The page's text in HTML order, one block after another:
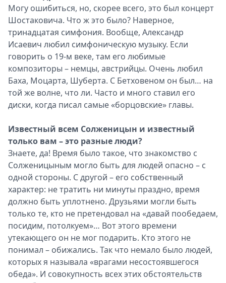
Могу ошибиться, но, скорее всего, это был концерт
Шостаковича. Что ж это было? Наверное,
тринадцатая симфония. Вообще, Александр
Исаевич любил симфоническую музыку. Если
говорить о 19-м веке, там его любимые
композиторы – немцы, австрийцы. Очень любил
Баха, Моцарта, Шуберта. С Бетховеном он был… на
той же волне, что ли. Часто и много ставил его
диски, когда писал самые «борцовские» главы.
Известный всем Солженицын и известный
только вам – это разные люди?
Знаете, да! Время было такое, что знакомство с
Солженицыным могло быть для людей опасно – с
одной стороны. С другой – его собственный
характер: не тратить ни минуты праздно, время
должно быть уплотнено. Друзьями могли быть
только те, кто не претендовал на «давай пообедаем,
посидим, потолкуем»… Вот этого времени
утекающего он не мог подарить. Кто этого не
понимал – обижались. Так что немало было людей,
которых я называла «врагами несостоявшегося
обеда». И совокупность всех этих обстоятельств